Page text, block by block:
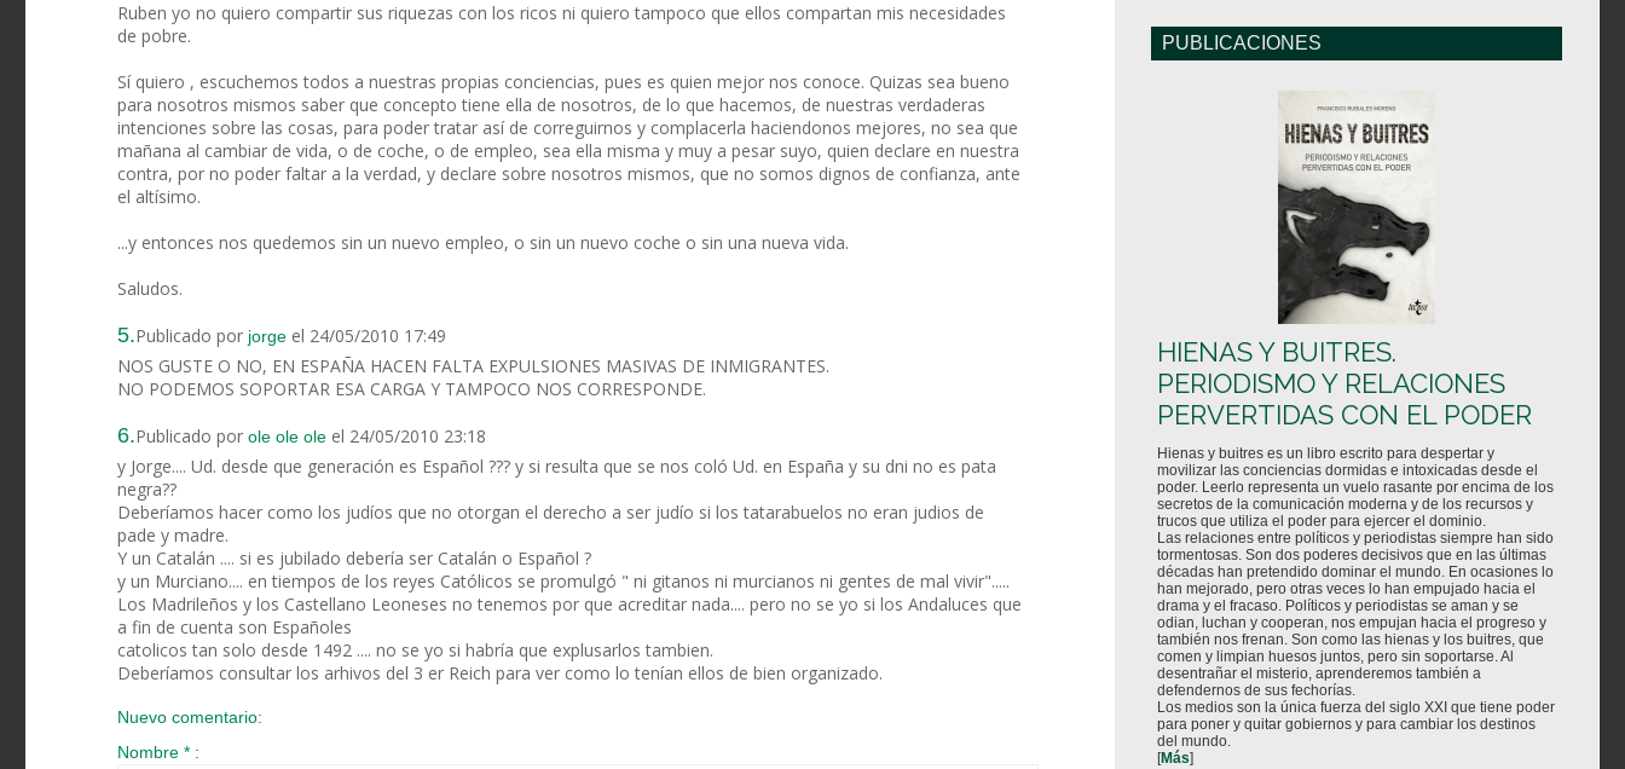
Ruben yo no quiero compartir sus riquezas con los ricos ni quiero tampoco que ellos compartan mis necesidades
de pobre.
Sí quiero , escuchemos todos a nuestras propias conciencias, pues es quien mejor nos conoce. Quizas sea bueno
para nosotros mismos saber que concepto tiene ella de nosotros, de lo que hacemos, de nuestras verdaderas
intenciones sobre las cosas, para poder tratar así de correguirnos y complacerla haciendonos mejores, no sea que
mañana al cambiar de vida, o de coche, o de empleo, sea ella misma y muy a pesar suyo, quien declare en nuestra
contra, por no poder faltar a la verdad, y declare sobre nosotros mismos, que no somos dignos de confianza, ante
el altísimo.
...y entonces nos quedemos sin un nuevo empleo, o sin un nuevo coche o sin una nueva vida.
Saludos.
5.Publicado por jorge el 24/05/2010 17:49
NOS GUSTE O NO, EN ESPAÑA HACEN FALTA EXPULSIONES MASIVAS DE INMIGRANTES.
NO PODEMOS SOPORTAR ESA CARGA Y TAMPOCO NOS CORRESPONDE.
6.Publicado por ole ole ole el 24/05/2010 23:18
y Jorge.... Ud. desde que generación es Español ??? y si resulta que se nos coló Ud. en España y su dni no es pata
negra??
Deberíamos hacer como los judíos que no otorgan el derecho a ser judío si los tatarabuelos no eran judios de
pade y madre.
Y un Catalán .... si es jubilado debería ser Catalán o Español ?
y un Murciano.... en tiempos de los reyes Católicos se promulgó " ni gitanos ni murcianos ni gentes de mal vivir".....
Los Madrileños y los Castellano Leoneses no tenemos por que acreditar nada.... pero no se yo si los Andaluces que
a fin de cuenta son Españoles
catolicos tan solo desde 1492 .... no se yo si habría que explusarlos tambien.
Deberíamos consultar los arhivos del 3 er Reich para ver como lo tenían ellos de bien organizado.
Nuevo comentario:
Nombre * :
PUBLICACIONES
HIENAS Y BUITRES.
PERIODISMO Y RELACIONES
PERVERTIDAS CON EL PODER
Hienas y buitres es un libro escrito para despertar y
movilizar las conciencias dormidas e intoxicadas desde el
poder. Leerlo representa un vuelo rasante por encima de los
secretos de la comunicación moderna y de los recursos y
trucos que utiliza el poder para ejercer el dominio.
Las relaciones entre políticos y periodistas siempre han sido
tormentosas. Son dos poderes decisivos que en las últimas
décadas han pretendido dominar el mundo. En ocasiones lo
han mejorado, pero otras veces lo han empujado hacia el
drama y el fracaso. Políticos y periodistas se aman y se
odian, luchan y cooperan, nos empujan hacia el progreso y
también nos frenan. Son como las hienas y los buitres, que
comen y limpian huesos juntos, pero sin soportarse. Al
desentrañar el misterio, aprenderemos también a
defendernos de sus fechorías.
Los medios son la única fuerza del siglo XXI que tiene poder
para poner y quitar gobiernos y para cambiar los destinos
del mundo.
[Más]